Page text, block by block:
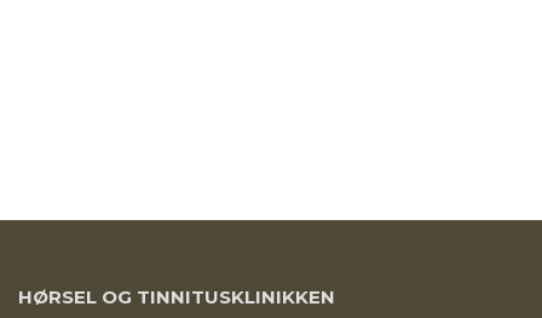
HØRSEL OG TINNITUSKLINIKKEN